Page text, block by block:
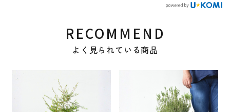
RECOMMEND
よく見られている商品